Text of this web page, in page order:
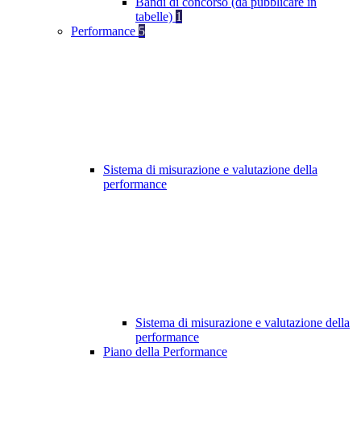
tabelle) 1
Performance 5
Sistema di misurazione e valutazione della
performance
Sistema di misurazione e valutazione della
performance
Piano della Performance